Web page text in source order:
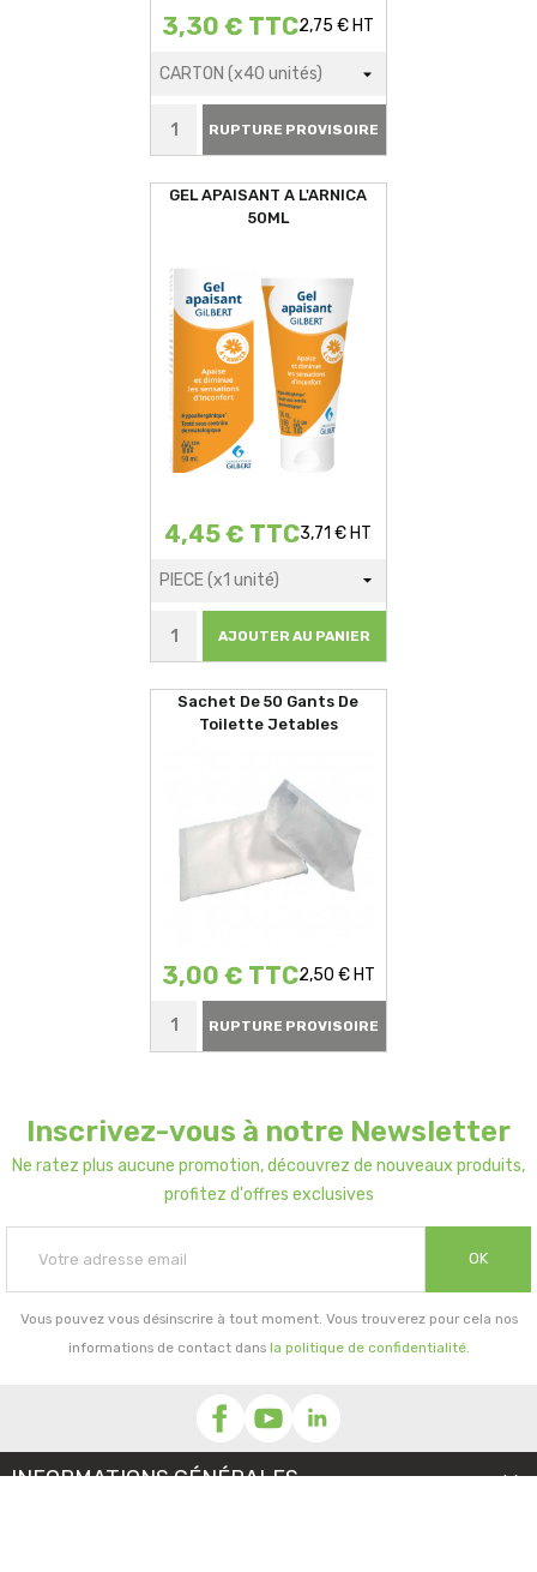
3,30 € TTC2,75 € HT
RUPTURE PROVISOIRE
GEL APAISANT A L'ARNICA
50ML
4,45 € TTC3,71 € HT
AJOUTER AU PANIER
Sachet De 50 Gants De
Toilette Jetables
3,00 € TTC2,50 € HT
RUPTURE PROVISOIRE
Inscrivez-vous à notre Newsletter
Ne ratez plus aucune promotion, découvrez de nouveaux produits,
profitez d'offres exclusives
OK
Vous pouvez vous désinscrire à tout moment. Vous trouverez pour cela nos
informations de contact dans la politique de confidentialité.
INFORMATIONS GÉNÉRALES 